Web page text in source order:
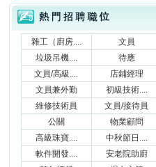
熱門招聘職位
雜工（廚房....
文員
垃圾吊機....
待應
文員/高級....
店鋪經理
文員兼外勤
初級技術....
維修技術員
文員/接待員
公關
物業顧問
高級珠寶....
中秋節日....
軟件開發....
安老院助廚